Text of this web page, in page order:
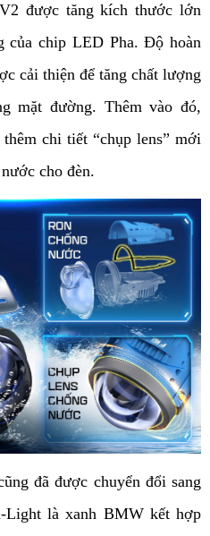
được tăng kích thước lớn
của chip LED Pha. Độ hoàn
cải thiện để tăng chất lượng
mặt đường. Thêm vào đó,
chi tiết “chụp lens” mới
cho đèn.
đã được chuyển đổi sang
Light là xanh BMW kết hợp